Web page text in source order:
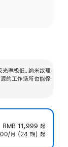
率极低。纳米纹理
的工作场所也能保
RMB 11,999 起
月 (24 期) 起